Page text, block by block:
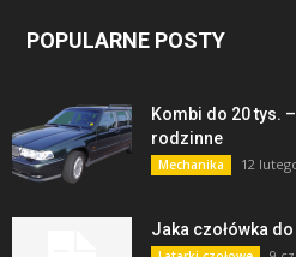
POPULARNE POSTY
Kombi do 20 tys.
rodzinne
Mechanika 12
Jaka czołówka